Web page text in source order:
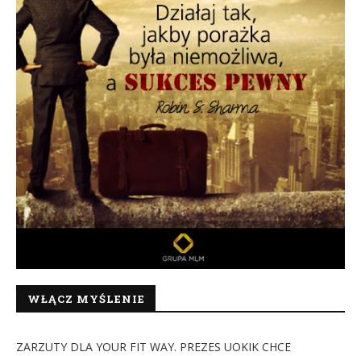
WŁĄCZ MYŚLENIE
ZARZUTY DLA YOUR FIT WAY. PREZES UOKIK CHCE